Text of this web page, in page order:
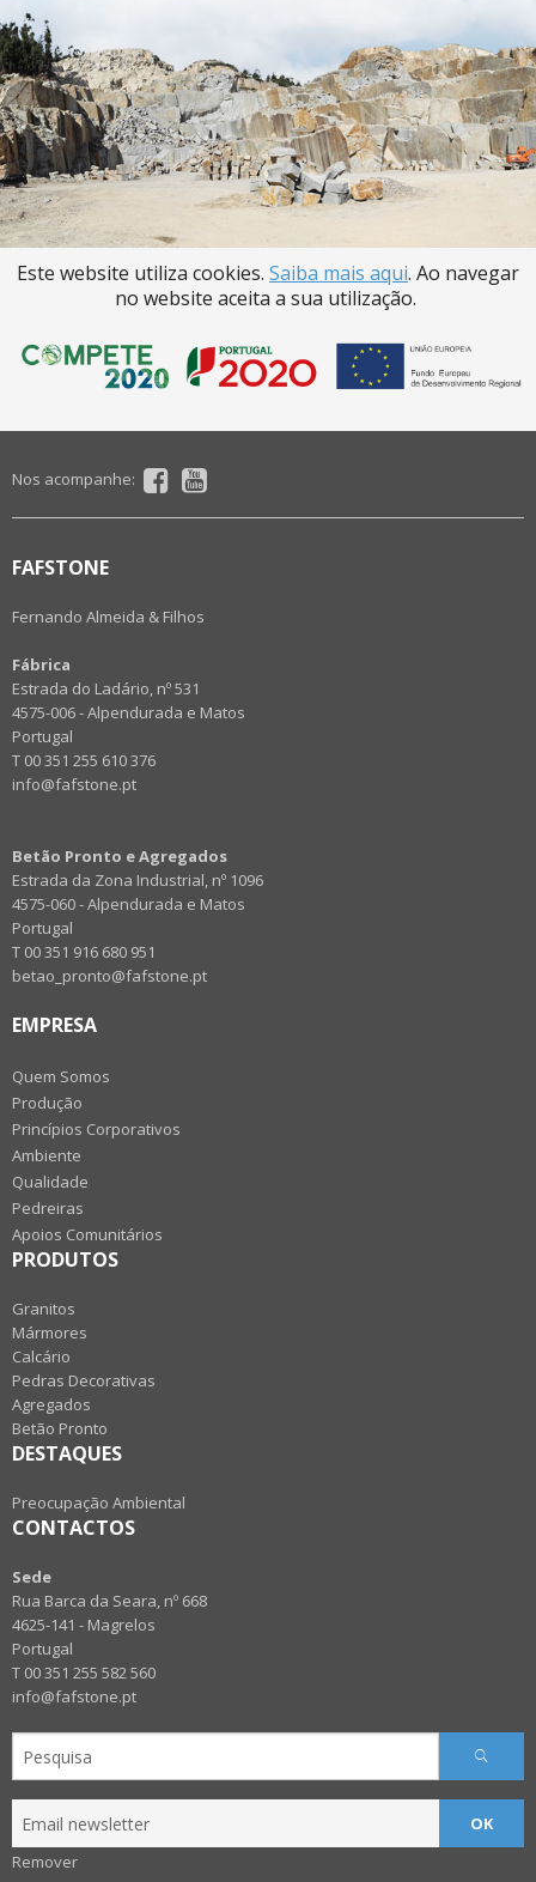
Este website utiliza cookies. Saiba mais aqui. Ao navegar
no website aceita a sua utilização.
Nos acompanhe:
FAFSTONE
Fernando Almeida & Filhos
Fábrica
Estrada do Ladário, nº 531
4575-006 - Alpendurada e Matos
Portugal
T 00 351 255 610 376
info@fafstone.pt
Betão Pronto e Agregados
Estrada da Zona Industrial, nº 1096
4575-060 - Alpendurada e Matos
Portugal
T 00 351 916 680 951
betao_pronto@fafstone.pt
EMPRESA
Quem Somos
Produção
Princípios Corporativos
Ambiente
Qualidade
Pedreiras
Apoios Comunitários
PRODUTOS
Granitos
Mármores
Calcário
Pedras Decorativas
Agregados
Betão Pronto
DESTAQUES
Preocupação Ambiental
CONTACTOS
Sede
Rua Barca da Seara, nº 668
4625-141 - Magrelos
Portugal
T 00 351 255 582 560
info@fafstone.pt
Remover
OK